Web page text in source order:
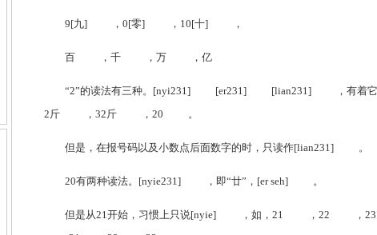
9[九] ，0[零] ，10[十] ，
百 ，千 ，万 ，亿
“2”的读法有三种。[nyi231] [er231] [lian231] ，有着
2斤
，32斤 ，20 。
但是，在报号码以及小数点后面数字的时，只读作[lian231] 。
20有两种读法。[nyie231] ，即“廿”，[er seh] 。
但是从21开始，习惯上只说[nyie] ，如，21 ，22 ，23